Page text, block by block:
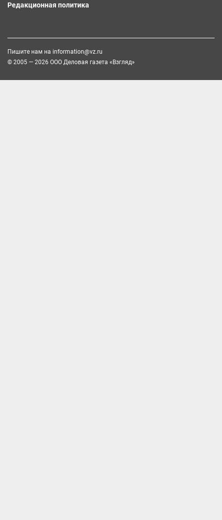
Редакционная политика
Пишите нам на information@vz.ru
© 2005 — 2026 ООО Деловая газета «Взгляд»